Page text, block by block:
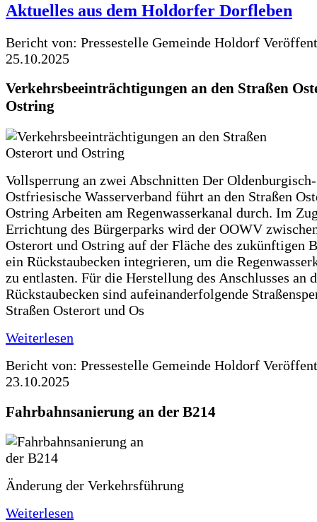
Aktuelles aus dem Holdorfer Dorfleben
Bericht von: Pressestelle Gemeinde Holdorf
25.10.2025
Verkehrsbeeinträchtigungen an den Straßen
Ostring
Vollsperrung an zwei Abschnitten Der Oldenburgisch-
Ostfriesische Wasserverband führt an den Straßen
Ostring Arbeiten am Regenwasserkanal durch. Im
Errichtung des Bürgerparks wird der OOWV
Osterort und Ostring auf der Fläche des zukünftigen
ein Rückstaubecken integrieren, um die
zu entlasten. Für die Herstellung des Anschlusses an
Rückstaubecken sind aufeinanderfolgende
Straßen Osterort und Os
Weiterlesen
Bericht von: Pressestelle Gemeinde Holdorf
23.10.2025
Fahrbahnsanierung an der B214
Änderung der Verkehrsführung
Weiterlesen